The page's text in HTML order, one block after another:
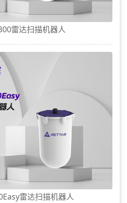
雷达扫描机器人
雷达扫描机器人